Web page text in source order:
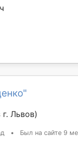
Львов)
• Был на сайте 9